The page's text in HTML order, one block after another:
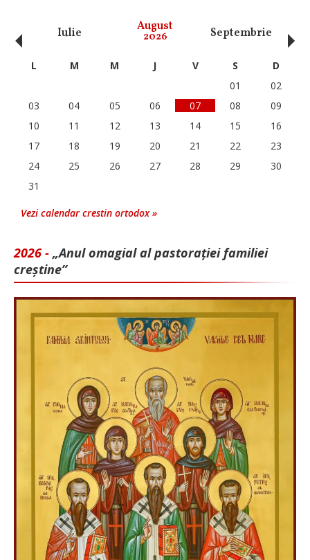
Iulie August
2026 Septembrie
‹ L M M J V S
D
01
02
03
04 05 06 07 08
09
10
11 12 13 14 15
16
17
18 19 20 21 22
23
24
25 26 27 28 29
30
31
Vezi calendar crestin ortodox »
2026 - „Anul omagial al pastorației familiei
creștine”